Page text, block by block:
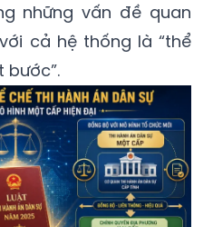
những vấn đề quan
cả hệ thống là “thể